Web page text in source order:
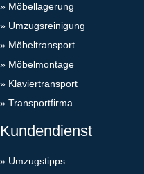
» Möbellagerung
» Umzugsreinigung
» Möbeltransport
» Möbelmontage
» Klaviertransport
» Transportfirma
Kundendienst
» Umzugstipps